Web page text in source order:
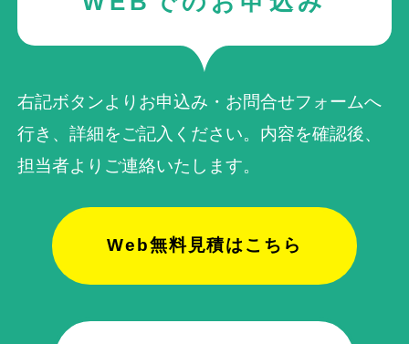
右記ボタンよりお申込み・お問合せフォームへ
行き、詳細をご記入ください。内容を確認後、
担当者よりご連絡いたします。
Web無料見積はこちら